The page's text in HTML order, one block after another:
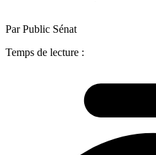
Par Public Sénat
Temps de lecture :